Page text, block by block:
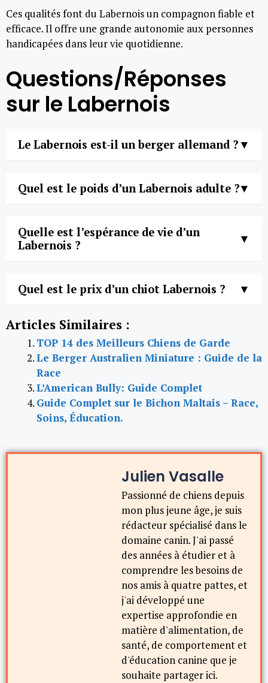
Ces qualités font du Labernois un compagnon fiable et
efficace. Il offre une grande autonomie aux personnes
handicapées dans leur vie quotidienne.
Questions/Réponses
sur le Labernois
Le Labernois est-il un berger allemand ?
Quel est le poids d’un Labernois adulte ?
Quelle est l’espérance de vie d’un
Labernois ?
Quel est le prix d’un chiot Labernois ?
Articles Similaires :
TOP 14 des Meilleurs Chiens de Garde
Le Berger Australien Miniature : Guide de la
Race
L’American Bully: Guide Complet
Guide Complet sur le Bichon Maltais – Race,
Soins, Éducation.
Julien Vasalle
Passionné de chiens depuis
mon plus jeune âge, je suis
rédacteur spécialisé dans le
domaine canin. J'ai passé
des années à étudier et à
comprendre les besoins de
nos amis à quatre pattes, et
j'ai développé une
expertise approfondie en
matière d'alimentation, de
santé, de comportement et
d'éducation canine que je
souhaite partager ici.